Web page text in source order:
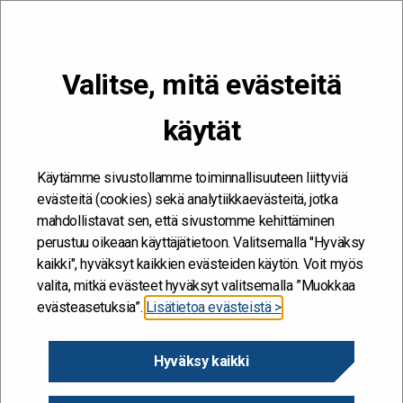
Valitse, mitä evästeitä
käytät
Käytämme sivustollamme toiminnallisuuteen liittyviä
evästeitä (cookies) sekä analytiikkaevästeitä, jotka
mahdollistavat sen, että sivustomme kehittäminen
perustuu oikeaan käyttäjätietoon. Valitsemalla "Hyväksy
kaikki", hyväksyt kaikkien evästeiden käytön. Voit myös
valita, mitkä evästeet hyväksyt valitsemalla ”Muokkaa
evästeasetuksia”. Lisätietoa evästeistä >
Hyväksy kaikki
Kehitän ja kehityn #töissäSuomelle
Yksin voi edetä nopeasti, yhdessä pääsee